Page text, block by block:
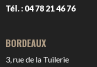
Tél. : 04 78 21 46 76
BORDEAUX
3, rue de la Tuilerie